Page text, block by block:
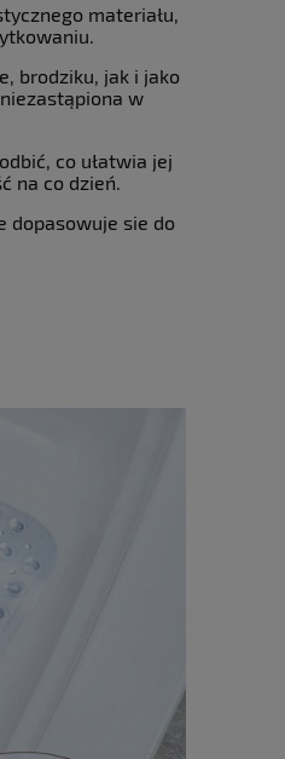
materiału,
brodziku, jak i jako
w
co ułatwia jej
na co dzień.
dopasowuje sie do